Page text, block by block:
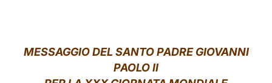
MESSAGGIO DEL SANTO PADRE GIOVANNI
PAOLO II